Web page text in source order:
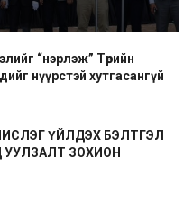
“нэрлэж” Төрийн
нүүрстэй хутгасангүй
ҮЙЛДЭХ БЭЛТГЭЛ
ЗОХИОН